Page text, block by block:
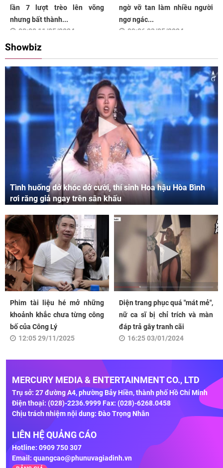
lần 7 lượt trèo lên võng
nhưng bất thành...
08:00 11/05/2024
ngờ vỡ tan làm nhiều người
ngơ ngác...
09:06 03/05/2024
Showbiz
Tình huống dở khóc dở cười, thí sinh Hoa hậu Hòa Bình
rơi răng giả ngay trên sân khấu
Phim tài liệu hé mở những
khoảnh khắc chưa từng công
bố của Công Lý
12:05 29/11/2025
Diện trang phục quá "mát mẻ",
nữ ca sĩ bị chỉ trích và màn
đáp trả gây tranh cãi
16:25 03/01/2024
MERCURY MEDIA & ENTERTAINMENT CO., LTD
Trụ sở: 27 đường A4, phường Bảy Hiền, thành phố Hồ Chí Minh
Điện thoại: (028)-2236.9999 Fax: (028)-6268.0458
Chịu trách nhiệm nội dung: Đào Trọng Nhân
LIÊN HỆ QUẢNG CÁO
Hotline: 0909 750 307
Email:quangcao@phunuvagiadinh.vn